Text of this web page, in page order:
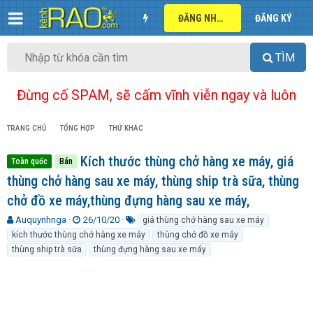
ĐĂNG NHẬP ĐĂNG KÝ
TÌM
Đừng cố SPAM, sẽ cấm vĩnh viễn ngay và luôn
TRANG CHỦ TỔNG HỢP THỨ KHÁC
Toàn quốc Bán
Kích thước thùng chở hàng xe máy, giá
thùng chở hàng sau xe máy, thùng ship trà sữa, thùng
chở đồ xe máy,thùng đựng hàng sau xe máy,
T
h
r
e
Auquynhnga
N
g
à
y
26/10/20
ừ
k
h
giá thùng chở hàng sau xe máy
kích thước thùng chở hàng xe máy
thùng chở đồ xe máy
thùng ship trà sữa
thùng đựng hàng sau xe máy